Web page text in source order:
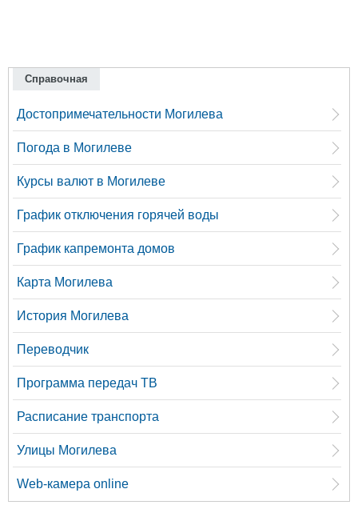
Справочная
Достопримечательности Могилева
Погода в Могилеве
Курсы валют в Могилеве
График отключения горячей воды
График капремонта домов
Карта Могилева
История Могилева
Переводчик
Программа передач ТВ
Расписание транспорта
Улицы Могилева
Web-камера online